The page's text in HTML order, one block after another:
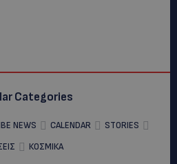
Categories
NEWS CALENDAR
STORIES
ΚΟΣΜΙΚΑ